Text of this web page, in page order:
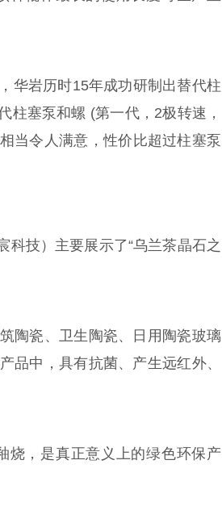
华岩历时15年成功研制出替代柱
柱塞泵和螺 (第一代，2极转速，
当令人满意，性价比超过柱塞泵
技）主要展示了“乌兰茶晶石之
陶瓷、卫生陶瓷、日用陶瓷玻璃
品中，具有抗菌、产生远红外、
烧，是真正意义上的绿色环保产